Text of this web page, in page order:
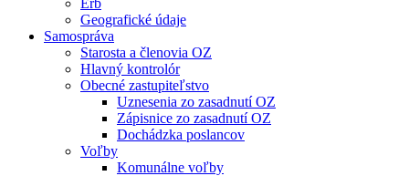
Geografické údaje
Samospráva
Starosta a členovia OZ
Hlavný kontrolór
Obecné zastupiteľstvo
Uznesenia zo zasadnutí OZ
Zápisnice zo zasadnutí OZ
Dochádzka poslancov
Voľby
Komunálne voľby